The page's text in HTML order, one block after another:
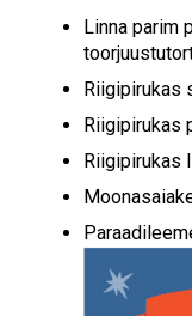
Linna parim
Riigipirukas
Riigipirukas
Riigipirukas